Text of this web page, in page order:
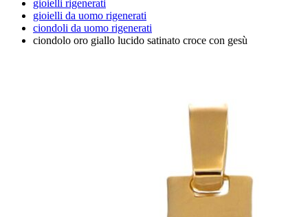
gioielli rigenerati
gioielli da uomo rigenerati
ciondoli da uomo rigenerati
ciondolo oro giallo lucido satinato croce con gesù